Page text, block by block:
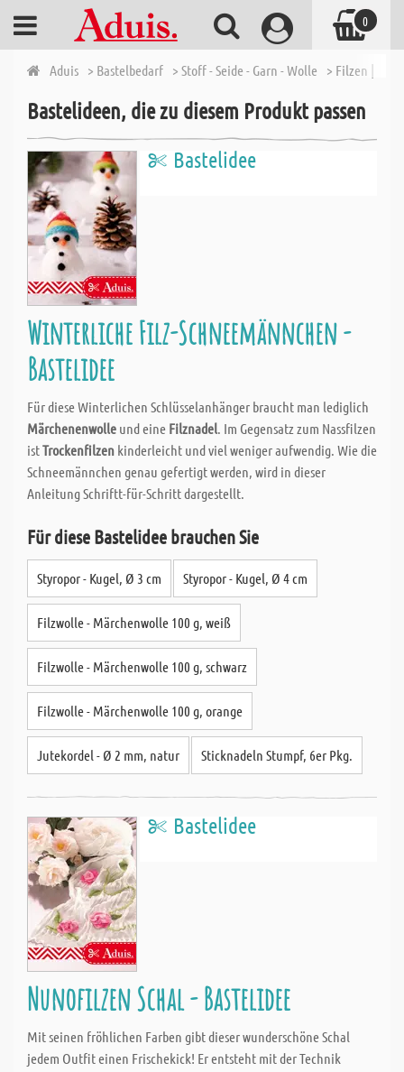
Aduis > Bastelbedarf > Stoff - Seide - Garn - Wolle > Filzen |
Bastelideen, die zu diesem Produkt passen
Bastelidee
Winterliche Filz-Schneemännchen -
Bastelidee
Für diese Winterlichen Schlüsselanhänger braucht man lediglich
Märchenenwolle und eine Filznadel. Im Gegensatz zum Nassfilzen
istTrockenfilzen kinderleicht und viel weniger aufwendig. Wie die
Schneemännchen genau gefertigt werden, wird in dieser
Anleitung Schriftt-für-Schritt dargestellt.
Für diese Bastelidee brauchen Sie
Styropor - Kugel, Ø 3 cm Styropor - Kugel, Ø 4 cm
Filzwolle - Märchenwolle 100 g, weiß
Filzwolle - Märchenwolle 100 g, schwarz
Filzwolle - Märchenwolle 100 g, orange
Jutekordel - Ø 2 mm, natur Sticknadeln Stumpf, 6er Pkg.
Bastelidee
Nunofilzen Schal - Bastelidee
Mit seinen fröhlichen Farben gibt dieser wunderschöne Schal
jedem Outfit einen Frischekick! Er entsteht mit der Technik
0